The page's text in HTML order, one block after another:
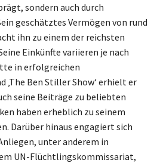
sondern auch durch
geschätztes Vermögen von rund
ihn zu einem der reichsten
Einkünfte variieren je nach
in erfolgreichen
‚The Ben Stiller Show‘ erhielt er
seine Beiträge zu beliebten
haben erheblich zu seinem
Darüber hinaus engagiert sich
unter anderem in
UN-Flüchtlingskommissariat,